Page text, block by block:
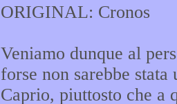
ORIGINAL: Cronos
Veniamo dunque al
forse non sarebbe
Caprio, piuttosto che a